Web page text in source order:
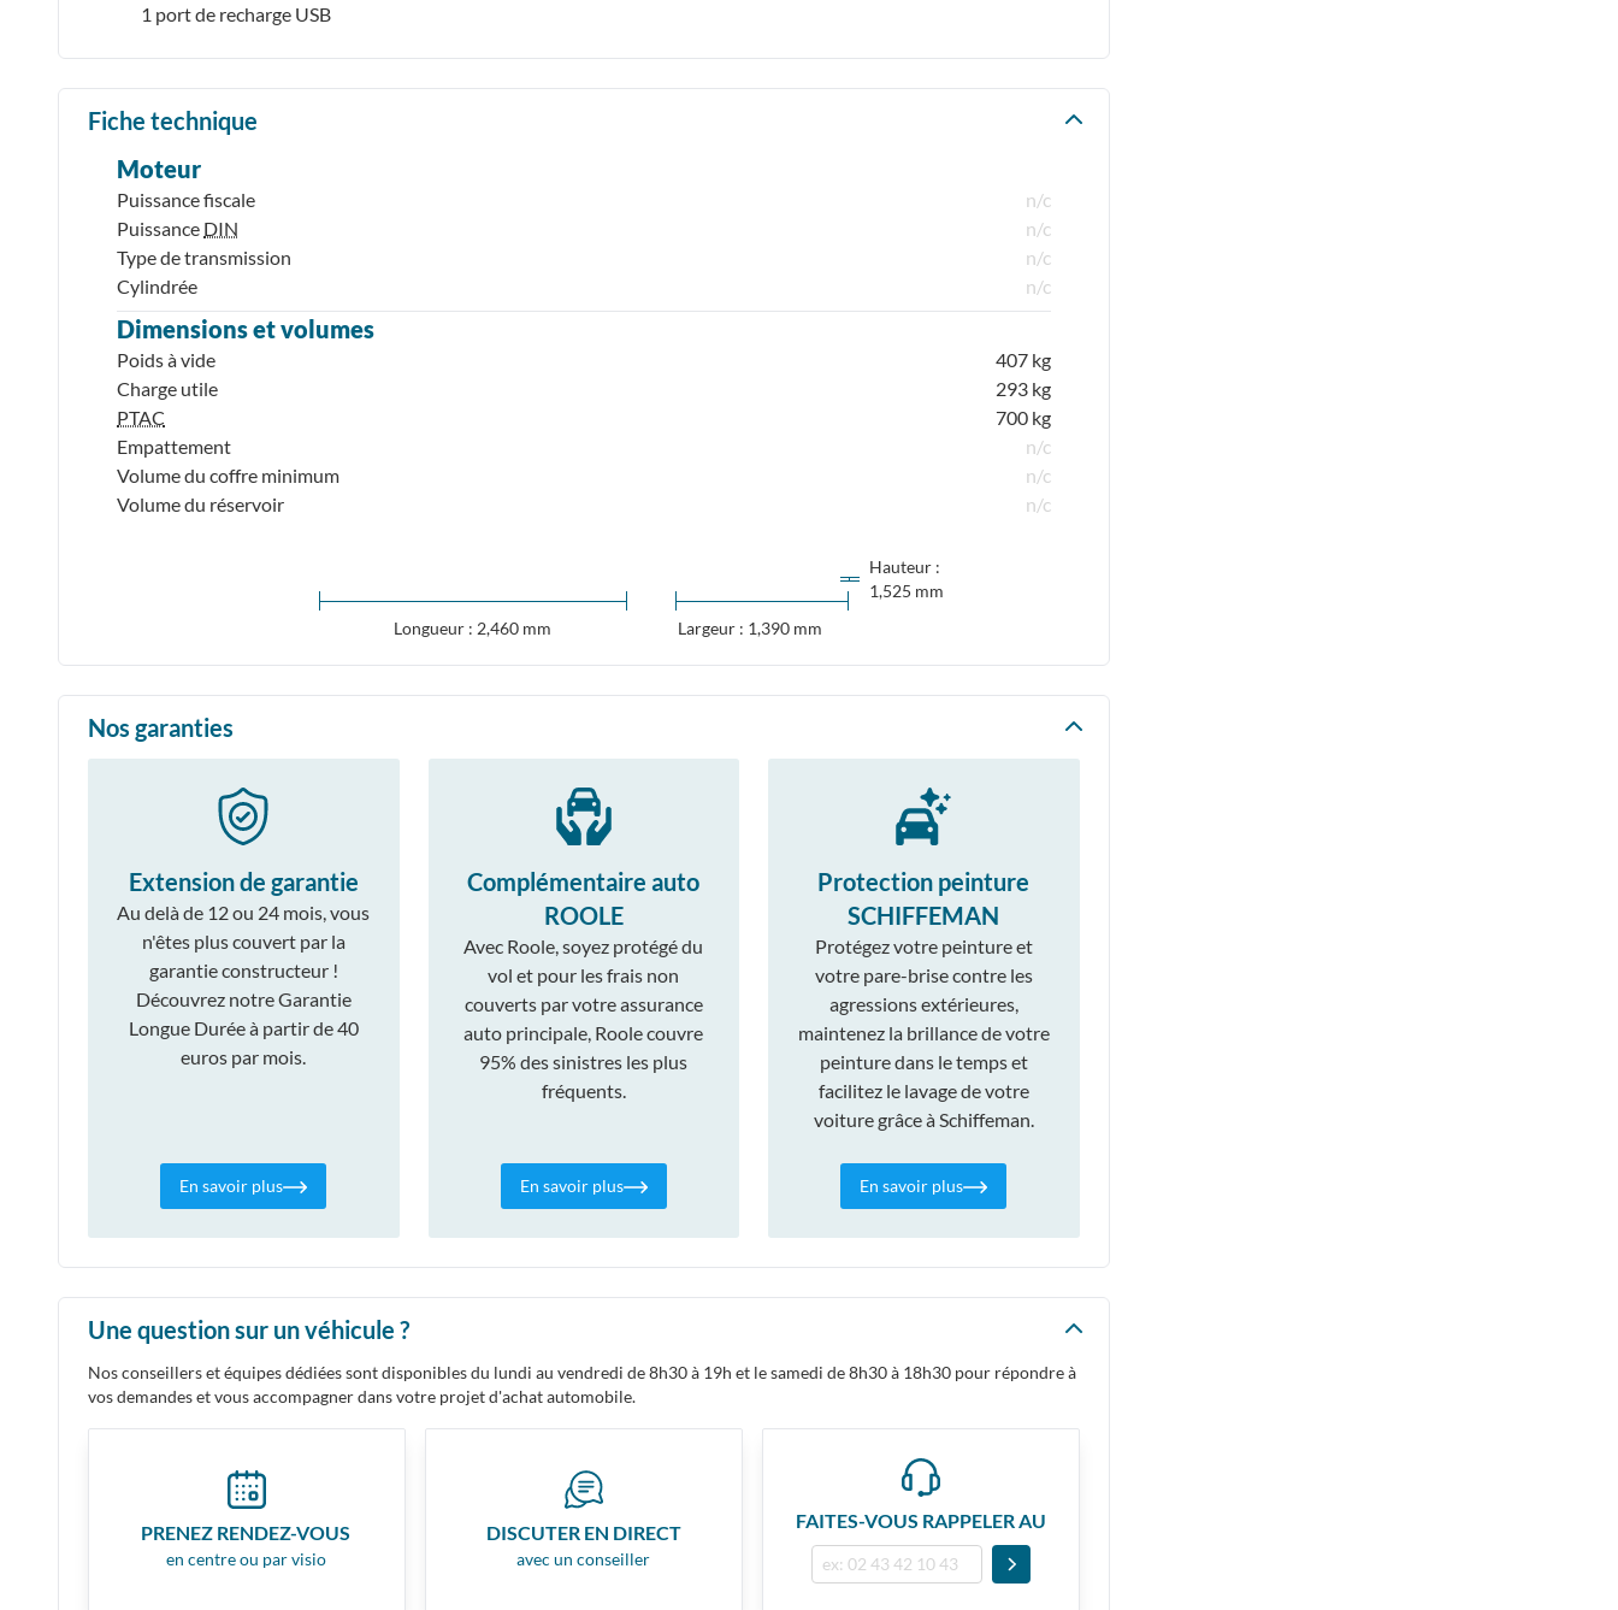
1 port de recharge USB
Fiche technique
Moteur
Puissance fiscale
n/c
Puissance DIN
n/c
Type de transmission
n/c
Cylindrée
n/c
Dimensions et volumes
Poids à vide
407 kg
Charge utile
293 kg
PTAC
700 kg
Empattement
n/c
Volume du coffre minimum
n/c
Volume du réservoir
n/c
Longueur : 2,460 mm
Hauteur :
1,525 mm
Largeur : 1,390 mm
Nos garanties
Extension de garantie
Au delà de 12 ou 24 mois, vous
n'êtes plus couvert par la
garantie constructeur !
Découvrez notre Garantie
Longue Durée à partir de 40
euros par mois.
En savoir plus
Complémentaire auto
ROOLE
Avec Roole, soyez protégé du
vol et pour les frais non
couverts par votre assurance
auto principale, Roole couvre
95% des sinistres les plus
fréquents.
En savoir plus
Protection peinture
SCHIFFEMAN
Protégez votre peinture et
votre pare-brise contre les
agressions extérieures,
maintenez la brillance de votre
peinture dans le temps et
facilitez le lavage de votre
voiture grâce à Schiffeman.
En savoir plus
Une question sur un véhicule ?
Nos conseillers et équipes dédiées sont disponibles du lundi au vendredi de 8h30 à 19h et le samedi de 8h30 à 18h30 pour répondre à
vos demandes et vous accompagner dans votre projet d'achat automobile.
PRENEZ RENDEZ-VOUS
en centre ou par visio
DISCUTER EN DIRECT
avec un conseiller
FAITES-VOUS RAPPELER AU